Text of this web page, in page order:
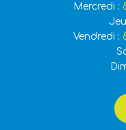
Mercredi :
Vendredi :